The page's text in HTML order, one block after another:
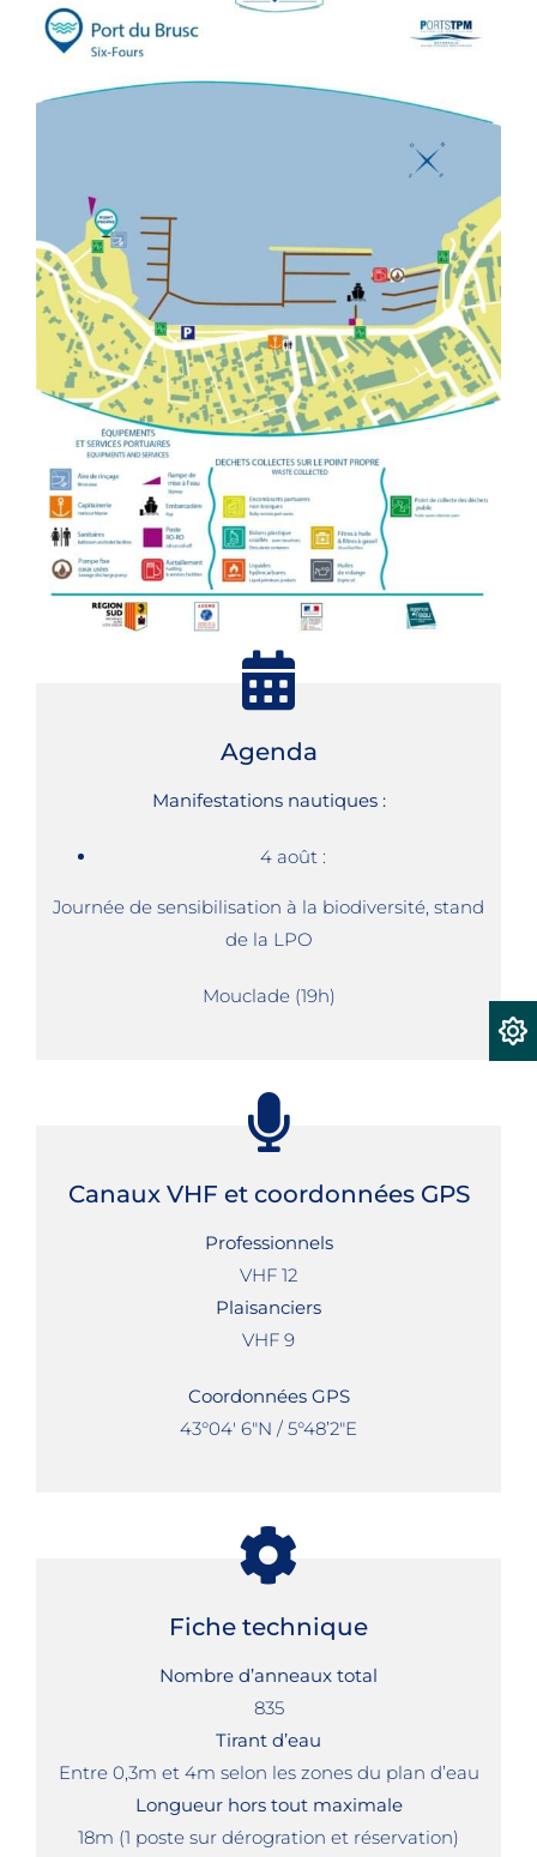
Agenda
Manifestations nautiques :
4 août :
Journée de sensibilisation à la biodiversité, stand
de la LPO
Mouclade (19h)
Canaux VHF et coordonnées GPS
Professionnels
VHF 12
Plaisanciers
VHF 9
Coordonnées GPS
43°04′ 6″N / 5°48’2″E
Fiche technique
Nombre d’anneaux total
835
Tirant d’eau
Entre 0,3m et 4m selon les zones du plan d’eau
Longueur hors tout maximale
18m (1 poste sur dérogration et réservation)